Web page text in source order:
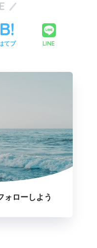
てブ LINE
ォローしよう